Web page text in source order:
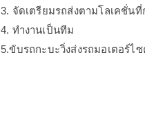
3. จัดเตรียมรถส่งตามโลเคชั่น
4. ทำงานเป็นทีม
5.ขับรถกะบะวิ่งส่งรถมอเตอร์ไ